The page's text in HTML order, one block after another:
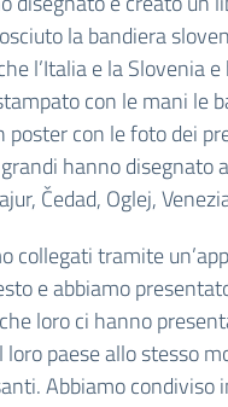
la bandiera
l’Italia e la Slovenia
con le mani le
poster con le foto dei
hanno disegnato
Čedad, Oglej,
collegati tramite
e abbiamo
loro ci hanno
paese allo stesso
Abbiamo condiviso